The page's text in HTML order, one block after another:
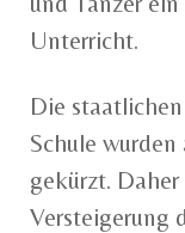
Unterricht.
Die
Schule
gekürzt.
Versteigerung